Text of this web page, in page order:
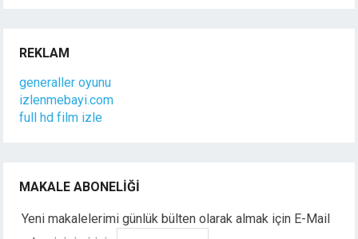
REKLAM
generaller oyunu
izlenmebayi.com
full hd film izle
MAKALE ABONELIĞI
Yeni makalelerimi günlük bülten olarak almak için E-Mail